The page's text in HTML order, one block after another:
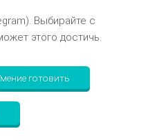
Выбирайте с
этого достичь.
готовить